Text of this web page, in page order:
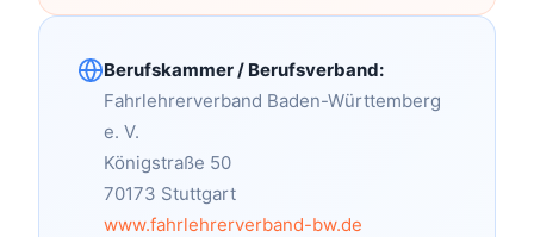
Berufskammer / Berufsverband:
Fahrlehrerverband Baden-Württemberg
e. V.
Königstraße 50
70173 Stuttgart
www.fahrlehrerverband-bw.de